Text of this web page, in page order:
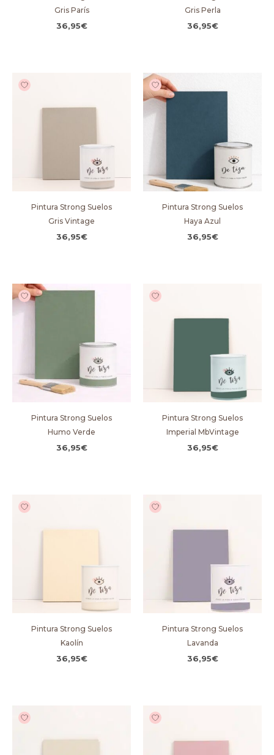
Gris París
36,95€
Gris Perla
36,95€
Pintura Strong Suelos
Gris Vintage
36,95€
Pintura Strong Suelos
Haya Azul
36,95€
Pintura Strong Suelos
Humo Verde
36,95€
Pintura Strong Suelos
Imperial MbVintage
36,95€
Pintura Strong Suelos
Kaolín
36,95€
Pintura Strong Suelos
Lavanda
36,95€